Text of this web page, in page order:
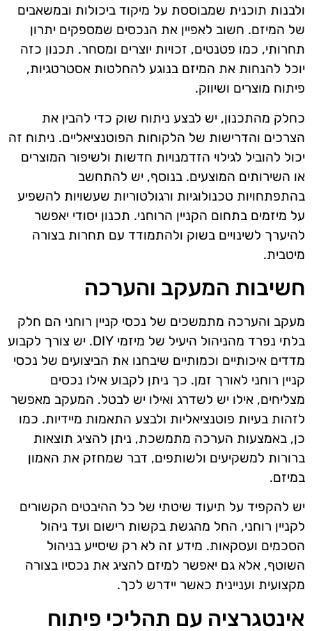
ולבנות תוכנית שמבוססת על מיקוד ביכולות ובמשאבים
של המיזם. חשוב לאפיין את הנכסים שמספקים יתרון
תחרותי, כמו פטנטים, זכויות יוצרים ומסחר. תכנון כזה
יוכל להנחות את המיזם בנוגע להחלטות אסטרטגיות,
פיתוח מוצרים ושיווק.
כחלק מהתכנון, יש לבצע ניתוח שוק כדי להבין את
הצרכים והדרישות של הלקוחות הפוטנציאליים. ניתוח זה
יכול להוביל לגילוי הזדמנויות חדשות ולשיפור המוצרים
או השירותים המוצעים. בנוסף, יש להתחשב
בהתפתחויות טכנולוגיות ורגולטוריות שעשויות להשפיע
על מיזמים בתחום הקניין הרוחני. תכנון יסודי יאפשר
להיערך לשינויים בשוק ולהתמודד עם תחרות בצורה
מיטבית.
חשיבות המעקב והערכה
מעקב והערכה מתמשכים של נכסי קניין רוחני הם חלק
בלתי נפרד מהניהול היעיל של מיזמי DIY. יש צורך לקבוע
מדדים איכותיים וכמותיים שיבחנו את הביצועים של נכסי
קניין רוחני לאורך זמן. כך ניתן לקבוע אילו נכסים
מצליחים, אילו יש לשדרג ואילו יש לבטל. המעקב מאפשר
לזהות בעיות פוטנציאליות ולבצע התאמות מיידיות. כמו
כן, באמצעות הערכה מתמשכת, ניתן להציג תוצאות
ברורות למשקיעים ולשותפים, דבר שמחזק את האמון
במיזם.
יש להקפיד על תיעוד שיטתי של כל ההיבטים הקשורים
לקניין רוחני, החל מהגשת בקשות רישום ועד ניהול
הסכמים ועסקאות. מידע זה לא רק שיסייע בניהול
השוטף, אלא גם יאפשר למיזם להציג את נכסיו בצורה
מקצועית ועניינית כאשר יידרש לכך.
אינטגרציה עם תהליכי פיתוח